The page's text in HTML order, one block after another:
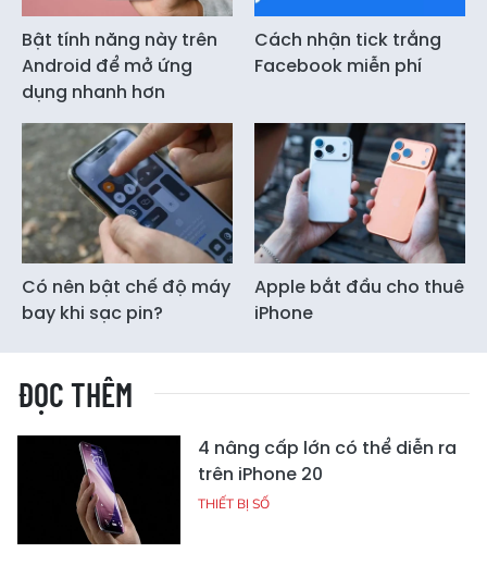
Bật tính năng này trên
Android để mở ứng
dụng nhanh hơn
Cách nhận tick trắng
Facebook miễn phí
Có nên bật chế độ máy
bay khi sạc pin?
Apple bắt đầu cho thuê
iPhone
ĐỌC THÊM
4 nâng cấp lớn có thể diễn ra
trên iPhone 20
THIẾT BỊ SỐ